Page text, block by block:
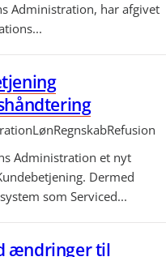
Administration, har afgivet
LønRegnskabRefusion
Administration et nyt
Dermed
som Serviced...
ændringer til